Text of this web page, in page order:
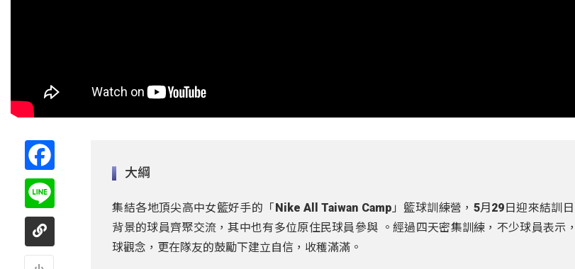
大綱
集結各地頂尖高中女籃好手的「Nike All Taiwan Camp」籃球訓練營，5月29日迎來結訓
背景的球員齊聚交流，其中也有多位原住民球員參與 。經過四天密集訓練，不少球員表示
球觀念，更在隊友的鼓勵下建立自信，收穫滿滿。